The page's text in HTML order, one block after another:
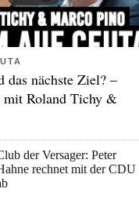
das nächste Ziel? –
mit Roland Tichy &
der Versager: Peter
rechnet mit der CDU